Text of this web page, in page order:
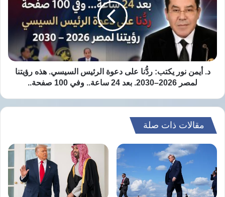
الجبهة الجنوبية.
نسخ الرابط
يكتب:
ردُّنا
على
الرئيس
السيسي.
هذه
بعد
24
ساعة..
100
صفحة..
د. أيمن نور يكتب: ردُّنا على دعوة الرئيس السيسي. هذه رؤيتنا
لمصر 2026–2030. بعد 24 ساعة.. وفي 100 صفحة..
مقالات ذات صلة